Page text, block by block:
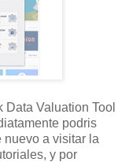
Valuation Tool
podris
nuevo a visitar la
y por